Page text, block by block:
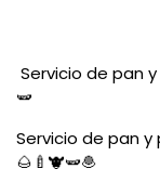
Servicio de pan
🫛
Servicio de pan y
🌰🍼🐮🫛🧆